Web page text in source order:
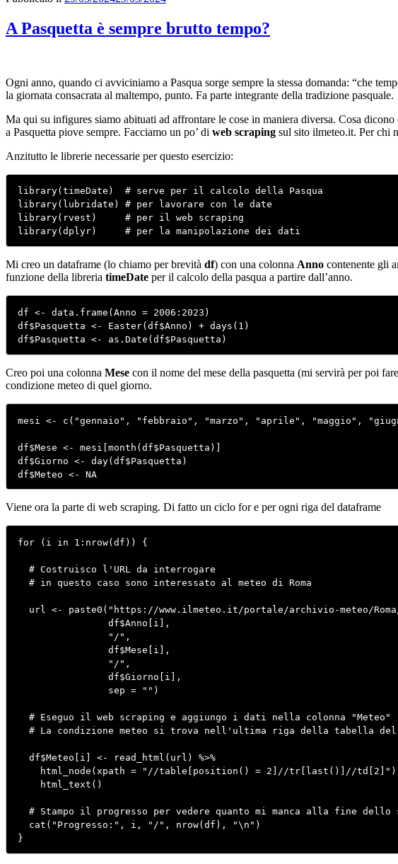
A Pasquetta è sempre brutto tempo?
Ogni anno, quando ci avviciniamo a Pasqua sorge sempre la stessa domanda: “che
la giornata consacrata al maltempo, punto. Fa parte integrante della tradizione pasquale.
Ma qui su infigures siamo abituati ad affrontare le cose in maniera diversa. Cosa
a Pasquetta piove sempre. Facciamo un po’ di web scraping sul sito ilmeteo.it. Per chi
Anzitutto le librerie necessarie per questo esercizio:
library(timeDate)  # serve per il calcolo della Pasqua
library(lubridate) # per lavorare con le date
library(rvest)     # per il web scraping
library(dplyr)     # per la manipolazione dei dati
Mi creo un dataframe (lo chiamo per brevità df) con una colonna Anno contenente gli
funzione della libreria timeDate per il calcolo della pasqua a partire dall’anno.
df <- data.frame(Anno = 2006:2023)
df$Pasquetta <- Easter(df$Anno) + days(1)
df$Pasquetta <- as.Date(df$Pasquetta)
Creo poi una colonna Mese con il nome del mese della pasquetta (mi servirà per poi
condizione meteo di quel giorno.
mesi <- c("gennaio", "febbraio", "marzo", "aprile", "maggio",
df$Mese <- mesi[month(df$Pasquetta)]
df$Giorno <- day(df$Pasquetta)
df$Meteo <- NA
Viene ora la parte di web scraping. Di fatto un ciclo for e per ogni riga del dataframe
for (i in 1:nrow(df)) {
  # Costruisco l'URL da interrogare
  # in questo caso sono interessato al meteo di Roma
url <- paste0("https://www.ilmeteo.it/portale/archivio-meteo/
                df$Anno[i],
                "/",
                df$Mese[i],
                "/",
                df$Giorno[i],
                sep = "")
  # Eseguo il web scraping e aggiungo i dati nella colonna "Meteo"
# La condizione meteo si trova nell'ultima riga della tabella
  df$Meteo[i] <- read_html(url) %>%
html_node(xpath = "//table[position() = 2]//tr[last()]//
    html_text()
# Stampo il progresso per vedere quanto mi manca alla fine dello
  cat("Progresso:", i, "/", nrow(df), "\n")